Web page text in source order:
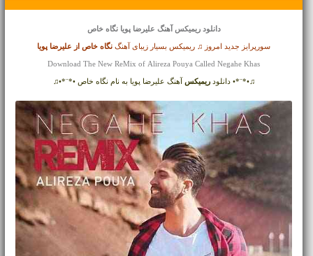
دانلود ریمیکس آهنگ علیرضا پویا نگاه خاص
سورپرایز جدید امروز ♫ ریمیکس بسیار زیبای آهنگ نگاه خاص از علیرضا پویا
Download The New ReMix of Alireza Pouya Called Negahe Khas
♫•*¨*• دانلودریمیکس آهنگ علیرضا پویا به نام نگاه خاص •*¨*•♫